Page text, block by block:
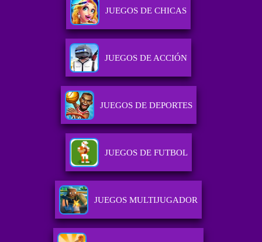
JUEGOS DE CHICAS
JUEGOS DE ACCIÓN
JUEGOS DE DEPORTES
JUEGOS DE FUTBOL
JUEGOS MULTIJUGADOR